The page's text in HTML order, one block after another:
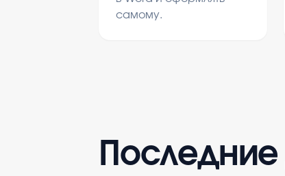
самому.
Последние